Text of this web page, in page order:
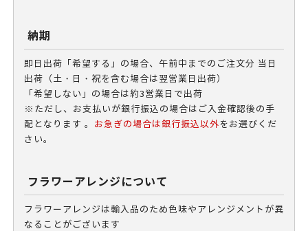
納期
即日出荷「希望する」の場合、午前中までのご注文分 当日
出荷（土・日・祝を含む場合は翌営業日出荷）
「希望しない」の場合は約3営業日で出荷
※ただし、お支払いが銀行振込の場合はご入金確認後の手
配となります 。 お急ぎの場合は銀行振込以外をお選びくだ
さい。
フラワーアレンジについて
フラワーアレンジは輸入品のため色味やアレンジメントが異
なることがございます